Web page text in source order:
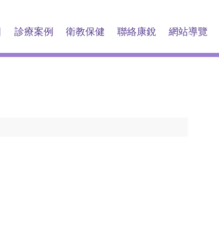
診療案例 衛教保健 聯絡康銳 網站導覽